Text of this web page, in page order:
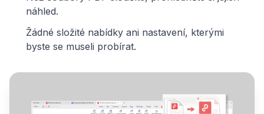
náhled.
Žádné složité nabídky ani nastavení, kterými
byste se museli probírat.